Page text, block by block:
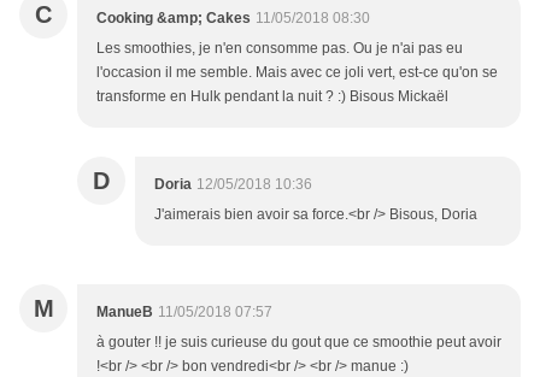
C Cooking &amp; Cakes 11/05/2018 08:30
Les smoothies, je n'en consomme pas. Ou je n'ai pas eu
l'occasion il me semble. Mais avec ce joli vert, est-ce qu'on se
transforme en Hulk pendant la nuit ? :) Bisous Mickaël
D Doria 12/05/2018 10:36
J'aimerais bien avoir sa force.<br /> Bisous, Doria
M ManueB 11/05/2018 07:57
à gouter !! je suis curieuse du gout que ce smoothie peut avoir
!<br /> <br /> bon vendredi<br /> <br /> manue :)